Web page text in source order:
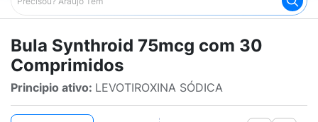
Araujo Bulário Araujo Synthroid 75mcg com 30
Bula Synthroid 75mcg com 30
Comprimidos
Principio ativo: LEVOTIROXINA SÓDICA